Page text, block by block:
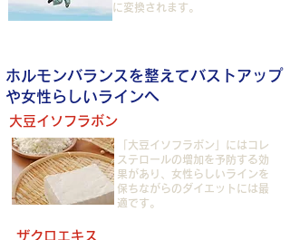
に変換されます。
ホルモンバランスを整えてバストアップ
や女性らしいラインへ
大豆イソフラボン
「大豆イソフラボン」にはコレ
ステロールの増加を予防する効
果があり、女性らしいラインを
保ちながらのダイエットには最
適です。
ザクロエキス